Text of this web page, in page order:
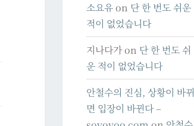
소요유on 단 한 번도 쉬운
적이 없었습니다
지나다가on 단 한 번도 쉬
운 적이 없었습니다
안철수의 진심, 상황이 바뀌
면 입장이 바뀐다 –